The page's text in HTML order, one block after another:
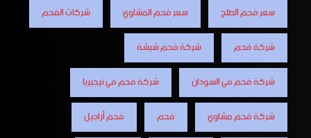
سعر فحم الطلح
سعر فحم المشاوي
شركات الفحم
شركة فحم
شركة فحم شيشة
شركة فحم في السودان
شركة فحم في نيجيريا
شركة فحم مشاوي
فحم
فحم أراجيل